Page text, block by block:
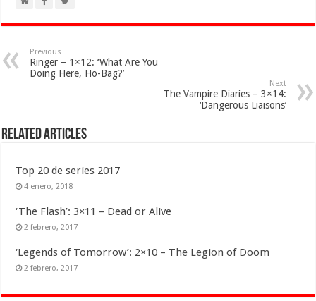
Previous
Ringer – 1×12: ‘What Are You
Doing Here, Ho-Bag?’
Next
The Vampire Diaries – 3×14:
‘Dangerous Liaisons’
Related Articles
Top 20 de series 2017
4 enero, 2018
‘The Flash’: 3×11 – Dead or Alive
2 febrero, 2017
‘Legends of Tomorrow’: 2×10 – The Legion of Doom
2 febrero, 2017